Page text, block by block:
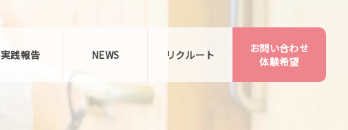
実践報告 NEWS リクルート
お問い合わせ
体験希望